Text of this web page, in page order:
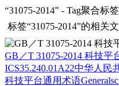
“31075-2014” - Tag聚合标签
标签“31075-2014”的相关
GB／T 31075-2014 科技平
ICS35.240.01A22中华人
科技平台通用术语